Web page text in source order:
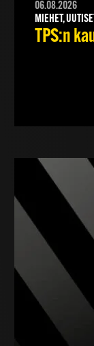
06.08.2026
MIEHET,
TPS:n